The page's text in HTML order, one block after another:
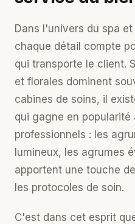
Dans l'univers du spa
chaque détail compte
qui transporte le client.
et florales dominent
cabines de soins, il
qui gagne en popularité
professionnels : les
lumineux, les agrumes
apportent une touche
les protocoles de soin.
C'est dans cet esprit